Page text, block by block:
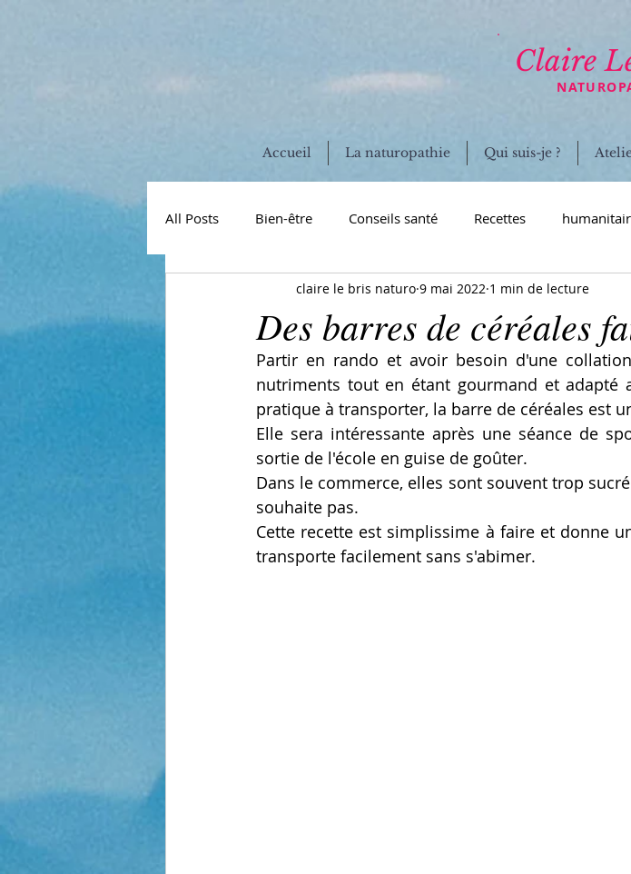
Claire
Accueil La naturopathie Qui suis-je ?
All Posts Bien-être Conseils santé Recettes
vitamines et minéraux mission humanitaire Inde culture
hormones perturbateurs endocrinien voyage
Des barres de céréales
claire le bris naturo 9 mai 2022 1 min de lecture
Partir en rando et avoir besoin d'une
nutriments tout en étant gourmand et adapté
pratique à transporter, la barre de céréales est
Elle sera intéressante après une séance de
sortie de l'école en guise de goûter.
Dans le commerce, elles sont souvent trop
souhaite pas.
Cette recette est simplissime à faire et donne
transporte facilement sans s'abimer.